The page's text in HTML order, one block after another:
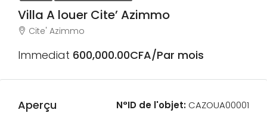
Villa A louer Cite’ Azimmo
Cite' Azimmo
Immediat 600,000.00CFA/Par mois
Aperçu N°ID de l'objet: CAZOUA00001